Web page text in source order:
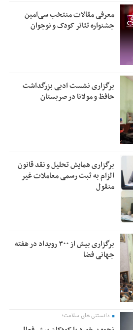
معرفی مقالات منتخب سی‌امین
جشنواره تئاتر کودک و نوجوان
برگزاری نشست ادبی بزرگداشت
حافظ و مولانا در صربستان
برگزاری همایش تحلیل و نقد قانون
الزام به ثبت رسمی معاملات غیر
منقول
برگزاری بیش از ۳۰۰ رویداد در هفته
جهانی فضا
دانستنی های سلامت؛